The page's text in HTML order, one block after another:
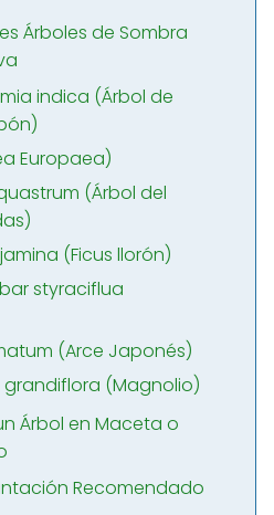
Árboles de Sombra
indica (Árbol de
Europaea)
(Árbol del
(Ficus llorón)
styraciflua
(Arce Japonés)
grandiflora (Magnolio)
Árbol en Maceta o
Recomendado